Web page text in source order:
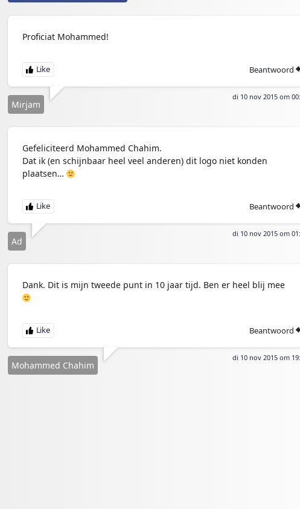
Proficiat Mohammed!
Beantwoord
di 10 nov 2015 om
Mirjam
Gefeliciteerd Mohammed Chahim.
Dat ik (en schijnbaar heel veel anderen) dit logo niet konden
plaatsen…
Beantwoord
di 10 nov 2015 om
Ad
Dank. Dit is mijn tweede punt in 10 jaar tijd. Ben er heel blij mee
Beantwoord
di 10 nov 2015 om
Mohammed Chahim